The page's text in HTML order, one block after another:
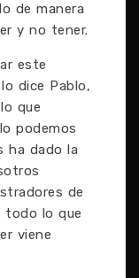
de manera
y no tener.
este
dice Pablo,
que
podemos
ha dado la
de
todo lo que
viene